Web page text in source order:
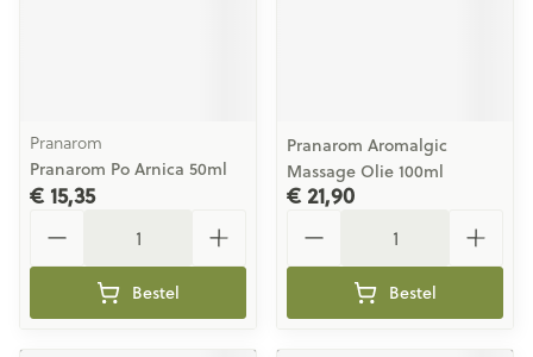
Pranarom
Pranarom Po Arnica 50ml
€ 15,35
Bestel
Pranarom Aromalgic
Massage Olie 100ml
€ 21,90
Bestel